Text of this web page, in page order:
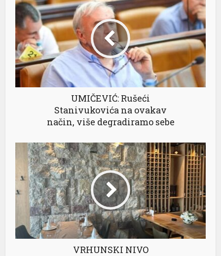
UMIČEVIĆ: Rušeći
Stanivukovića na ovakav
način, više degradiramo sebe
VRHUNSKI NIVO